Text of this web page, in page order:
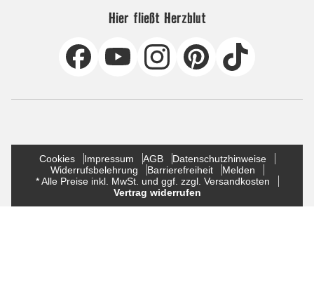
Hier fließt Herzblut
Cookies Impressum AGB
Datenschutzhinweise
Widerrufsbelehrung
Barrierefreiheit
Melden
* Alle Preise inkl. MwSt. und ggf. zzgl. Versandkosten
Vertrag widerrufen